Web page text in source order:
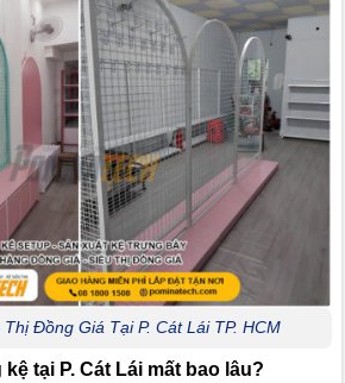
Đồng Giá Tại P. Cát Lái TP. HCM
tại P. Cát Lái mất bao lâu?